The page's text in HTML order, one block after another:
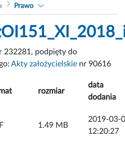
Prawo
232281, podpięty do
Akty założycielskie nr 90616
rozmiar
data
dodania
ZAŁĄCZNIK1.49 MB
2019-03-
12:20:27